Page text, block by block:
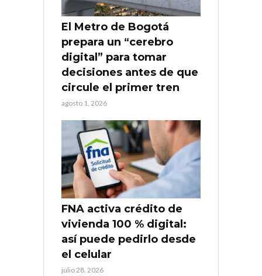
El Metro de Bogotá
prepara un “cerebro
digital” para tomar
decisiones antes de que
circule el primer tren
agosto 1, 2026
FNA activa crédito de
vivienda 100 % digital:
así puede pedirlo desde
el celular
julio 28, 2026